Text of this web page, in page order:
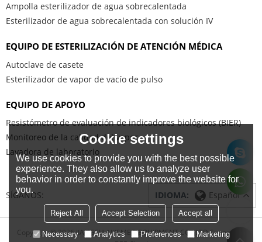
Ampolla esterilizador de agua sobrecalentada
Esterilizador de agua sobrecalentada con solución IV
EQUIPO DE ESTERILIZACIÓN DE ATENCIÓN MÉDICA
Autoclave de casete
Esterilizador de vapor de vacío de pulso
EQUIPO DE APOYO
Resistómetro de evaluación de indicadores biológicos (BIER)
Monitoreo de la calidad del vapor
Lavadora de laboratorio
SÍGANOS: IDIOMA: Español
Copyright © 2026JIANGSU AIKSMED EQUIPMENT CO., LTDSupport By
Cookie settings
We use cookies to provide you with the best possible
experience. They also allow us to analyze user
behavior in order to constantly improve the website for
you.
Reject All Accept Selection Accept all
Necessary Analytics Preferences Marketing